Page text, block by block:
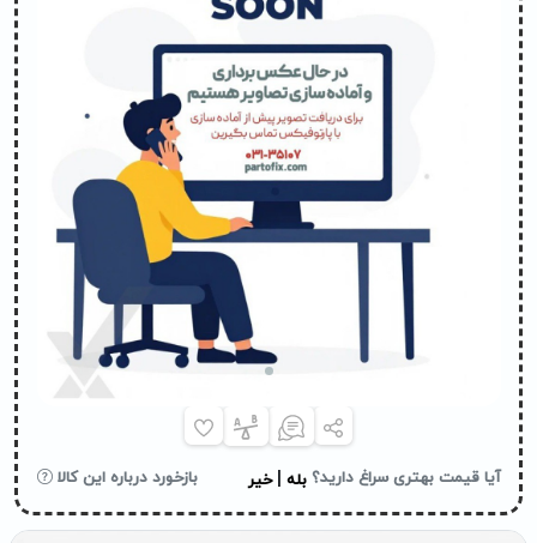
آیا قیمت بهتری سراغ دارید؟ بله خیر بازخورد درباره این کالا